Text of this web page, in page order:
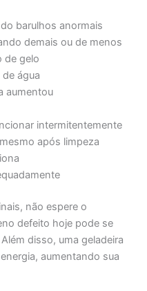
barulhos anormais
demais ou de menos
de gelo
água
aumentou
intermitentemente
após limpeza
não espere o
defeito hoje pode se
disso, uma geladeira
aumentando sua